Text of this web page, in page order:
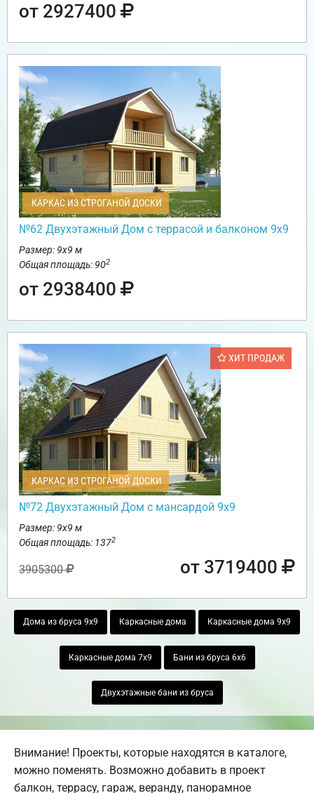
от 2927400
КАРКАС ИЗ СТРОГАНОЙ ДОСКИ
№62 Двухэтажный Дом с террасой и балконом 9х9
Размер: 9х9 м
Общая площадь: 902
от 2938400
ХИТ ПРОДАЖ
КАРКАС ИЗ СТРОГАНОЙ ДОСКИ
№72 Двухэтажный Дом с мансардой 9х9
Размер: 9х9 м
Общая площадь: 1372
3905300 от 3719400
Дома из бруса 9х9 Каркасные дома Каркасные дома 9х9
Каркасные дома 7х9 Бани из бруса 6х6
Двухэтажные бани из бруса
Внимание! Проекты, которые находятся в каталоге,
можно поменять. Возможно добавить в проект
балкон, террасу, гараж, веранду, панорамное